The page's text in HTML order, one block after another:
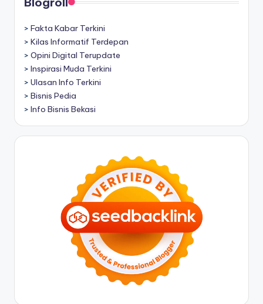
> Fakta Kabar Terkini
> Kilas Informatif Terdepan
> Opini Digital Terupdate
> Inspirasi Muda Terkini
> Ulasan Info Terkini
> Bisnis Pedia
> Info Bisnis Bekasi